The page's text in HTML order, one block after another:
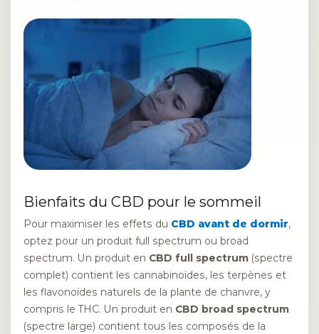
Bienfaits du CBD pour le sommeil
Pour maximiser les effets du CBD avant de dormir,
optez pour un produit full spectrum ou broad
spectrum. Un produit en CBD full spectrum (spectre
complet) contient les cannabinoïdes, les terpènes et
les flavonoïdes naturels de la plante de chanvre, y
compris le THC. Un produit en CBD broad spectrum
(spectre large) contient tous les composés de la